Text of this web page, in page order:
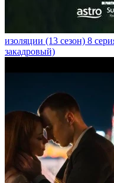
изоляции (13 сезон) 8
закадровый)